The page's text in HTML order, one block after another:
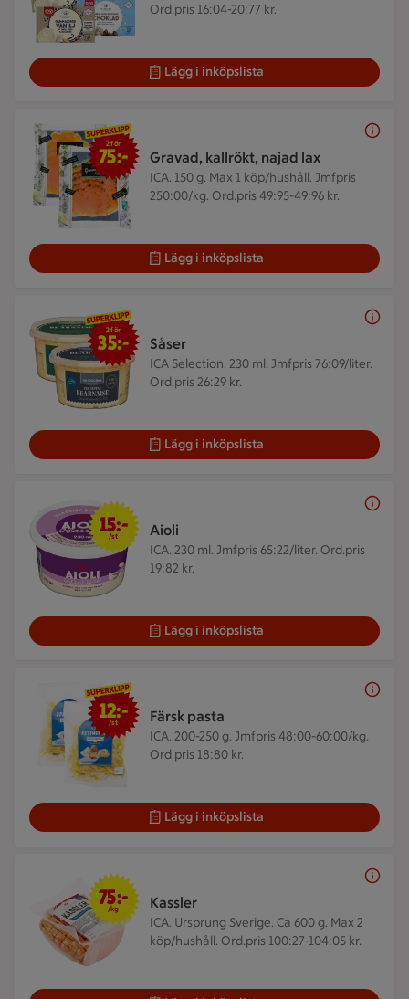
Ord.pris 16:04-20:77 kr.
Lägg i inköpslista
Gravad, kallrökt, najad lax
ICA. 150 g. Max 1 köp/hushåll. Jmfpris
250:00/kg. Ord.pris 49:95-49:96 kr.
2 för 75 kr
2 för
75:-
Lägg i inköpslista
Såser
ICA Selection. 230 ml. Jmfpris 76:09/liter.
Ord.pris 26:29 kr.
2 för 35 kr
2 för
35:-
Lägg i inköpslista
Aioli
ICA. 230 ml. Jmfpris 65:22/liter. Ord.pris
19:82 kr.
15 kr/st
15:-
/st
Lägg i inköpslista
Färsk pasta
ICA. 200-250 g. Jmfpris 48:00-60:00/kg.
Ord.pris 18:80 kr.
12 kr/st
12:-
/st
Lägg i inköpslista
Kassler
ICA. Ursprung Sverige. Ca 600 g. Max 2
köp/hushåll. Ord.pris 100:27-104:05 kr.
75 kr/kg
75:-
/kg